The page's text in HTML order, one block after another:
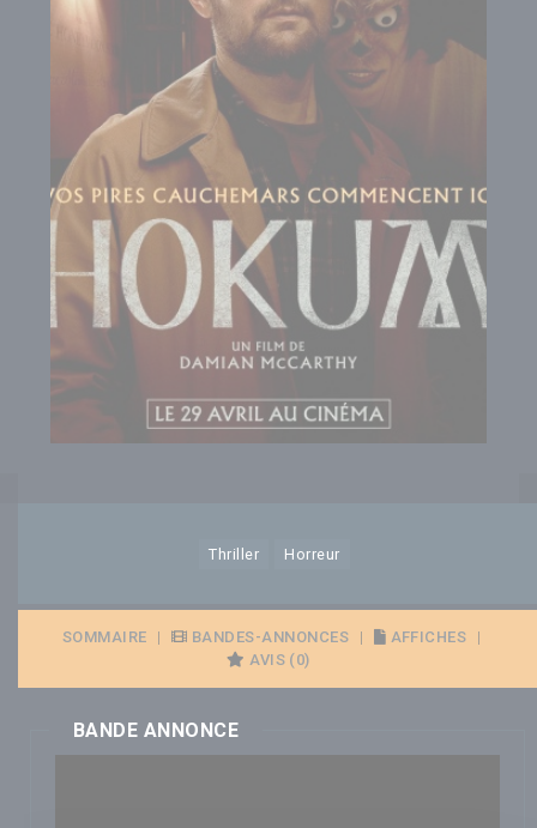
Thriller Horreur
SOMMAIRE | BANDES-ANNONCES | AFFICHES
|
AVIS (0)
BANDE ANNONCE